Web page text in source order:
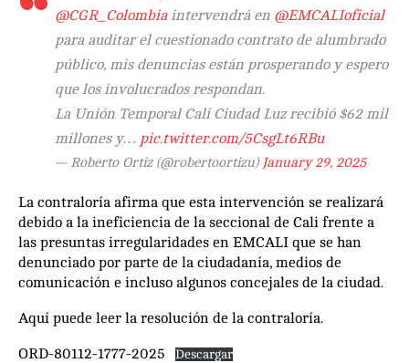
@CGR_Colombiaintervendrá en @EMCALIoficial
para auditar el cuestionado contrato de alumbrado
público, mis denuncias están prosperando y espero
que los involucrados respondan.
La Unión Temporal Cali Ciudad Luz recibió $62 mil
millones y… pic.twitter.com/5CsgLt6RBu
— Roberto Ortiz (@robertoortizu) January 29, 2025
La contraloría afirma que esta intervención se realizará
debido a la ineficiencia de la seccional de Cali frente a
las presuntas irregularidades en EMCALI que se han
denunciado por parte de la ciudadanía, medios de
comunicación e incluso algunos concejales de la ciudad.
Aquí puede leer la resolución de la contraloría.
ORD-80112-1777-2025 Descargar